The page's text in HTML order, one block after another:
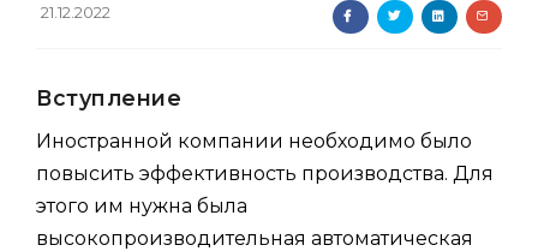
21.12.2022
Вступление
Иностранной компании необходимо было
повысить эффективность производства. Для
этого им нужна была
высокопроизводительная автоматическая